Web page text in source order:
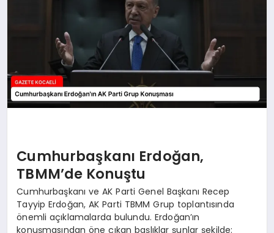
EĞITIM
Cumhurbaşkanı Erdoğan,
TBMM’de Konuştu
Cumhurbaşkanı ve AK Parti Genel Başkanı Recep
Tayyip Erdoğan, AK Parti TBMM Grup toplantısında
önemli açıklamalarda bulundu. Erdoğan’ın
konuşmasından öne çıkan başlıklar şunlar şekilde: